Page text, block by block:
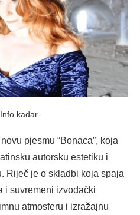
kadar
pjesmu “Bonaca”, koja
autorsku estetiku i
Riječ je o skladbi koja spaja
i suvremeni izvođački
atmosferu i izražajnu